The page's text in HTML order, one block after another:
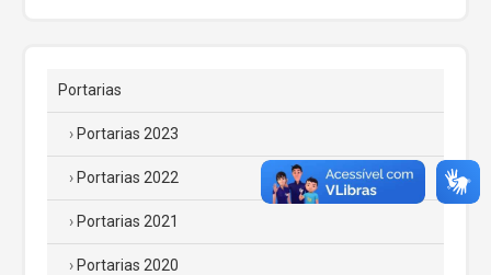
Portarias
Portarias 2023
Portarias 2022
Portarias 2021
Portarias 2020